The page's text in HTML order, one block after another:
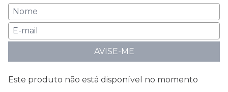
AVISE-ME
Este produto não está disponível no momento